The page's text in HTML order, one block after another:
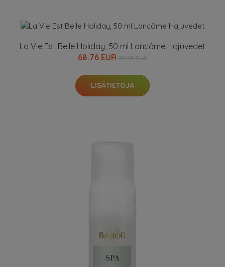
La Vie Est Belle Holiday, 50 ml Lancôme Hajuvedet
68.76 EUR
LISÄTIETOJA